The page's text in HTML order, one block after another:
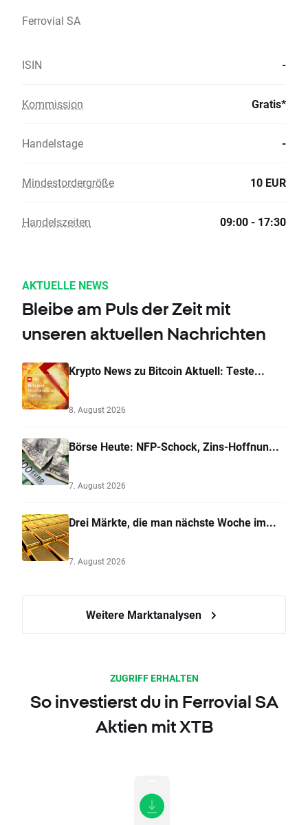
Ferrovial SA
ISIN -
Kommission Gratis*
Handelstage -
Mindestordergröße 10 EUR
Handelszeiten 09:00 - 17:30
AKTUELLE NEWS
Bleibe am Puls der Zeit mit
unseren aktuellen Nachrichten
Krypto News zu Bitcoin Aktuell: Teste...
8. August 2026
Börse Heute: NFP-Schock, Zins-Hoffnun...
7. August 2026
Drei Märkte, die man nächste Woche im...
7. August 2026
Weitere Marktanalysen
ZUGRIFF ERHALTEN
So investierst du in Ferrovial SA
Aktien mit XTB